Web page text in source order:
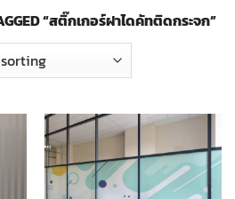
“สติ๊กเกอร์ฝาไดคัทติดกระจก”